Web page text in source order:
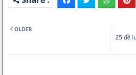
25 đề
OLDER